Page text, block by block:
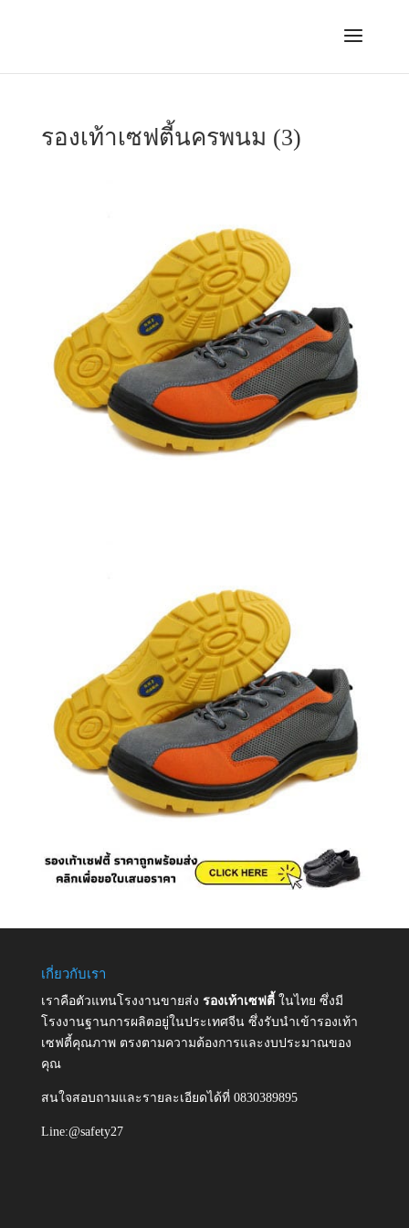
รองเท้าเซฟตี้นครพนม (3)
เกี่ยวกับเรา
เราคือตัวแทนโรงงานขายส่ง รองเท้าเซฟตี้ ในไทย ซึ่งมี
โรงงานฐานการผลิตอยู่ในประเทศจีน ซึ่งรับนำเข้ารองเท้า
เซฟตี้คุณภาพ ตรงตามความต้องการและงบประมาณของ
คุณ
สนใจสอบถามและรายละเอียดได้ที่ 0830389895
Line:@safety27